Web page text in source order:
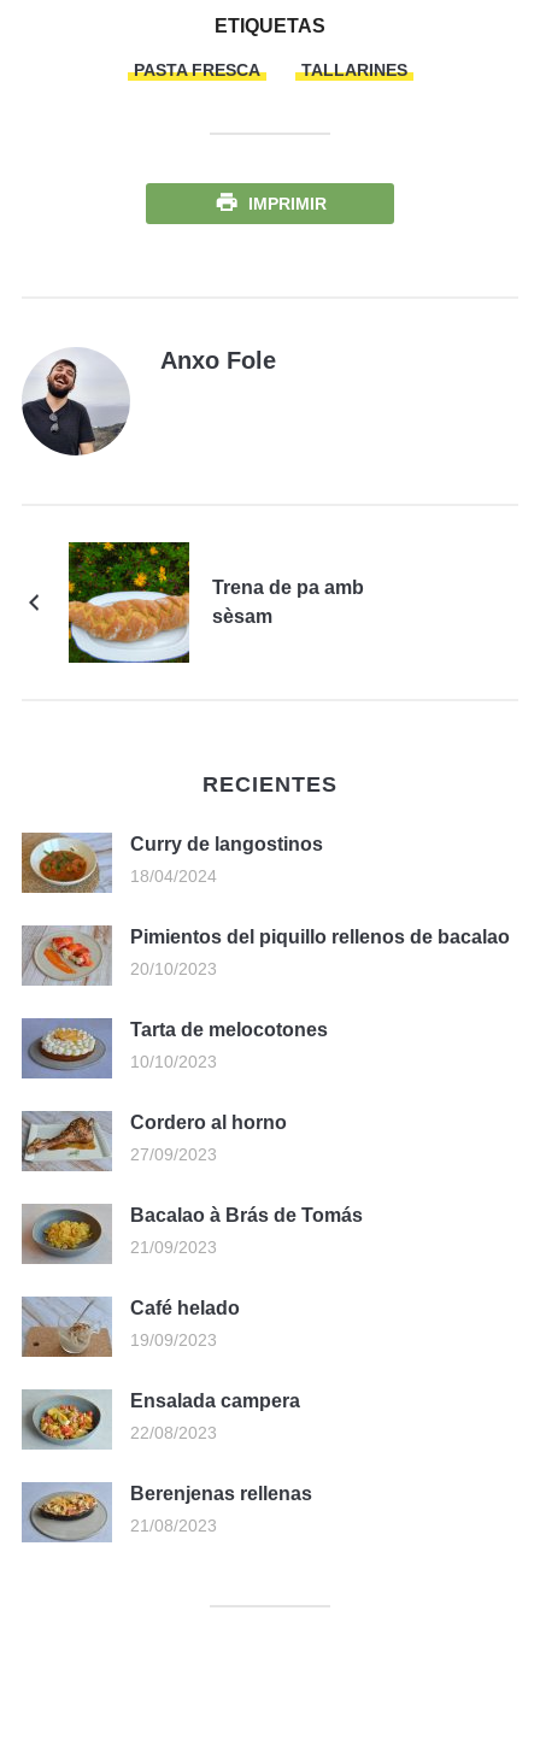
ETIQUETAS
PASTA FRESCA TALLARINES
IMPRIMIR
Anxo Fole
Trena de pa amb
sèsam
RECIENTES
Curry de langostinos
18/04/2024
Pimientos del piquillo rellenos de bacalao
20/10/2023
Tarta de melocotones
10/10/2023
Cordero al horno
27/09/2023
Bacalao à Brás de Tomás
21/09/2023
Café helado
19/09/2023
Ensalada campera
22/08/2023
Berenjenas rellenas
21/08/2023